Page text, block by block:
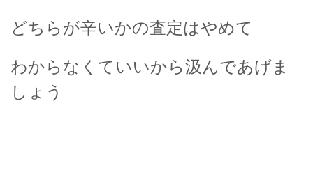
どちらが辛いかの査定はやめて
わからなくていいから汲んであげま
しょう